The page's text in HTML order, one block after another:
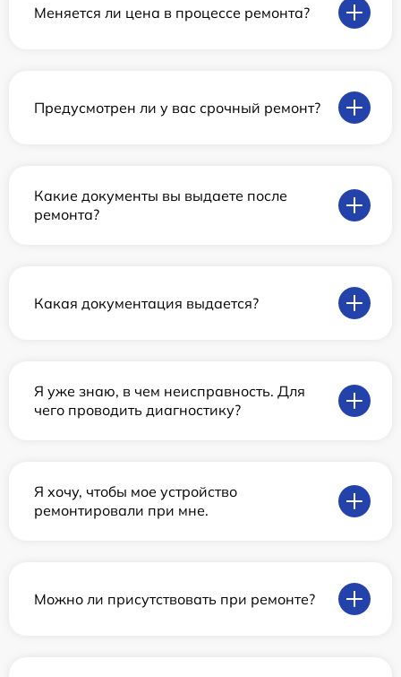
Меняется ли цена в процессе ремонта?
Предусмотрен ли у вас срочный ремонт?
Какие документы вы выдаете после
ремонта?
Какая документация выдается?
Я уже знаю, в чем неисправность. Для
чего проводить диагностику?
Я хочу, чтобы мое устройство
ремонтировали при мне.
Можно ли присутствовать при ремонте?